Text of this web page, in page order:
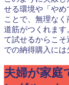
せる環境や「やめ
ことで、無理な
道筋がつくれます
て試せるからこ
での納得購入には
夫婦が家庭